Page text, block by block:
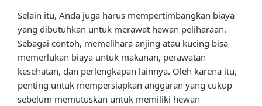
Selain itu, Anda juga harus mempertimbangkan biaya
yang dibutuhkan untuk merawat hewan peliharaan.
Sebagai contoh, memelihara anjing atau kucing bisa
memerlukan biaya untuk makanan, perawatan
kesehatan, dan perlengkapan lainnya. Oleh karena itu,
penting untuk mempersiapkan anggaran yang cukup
sebelum memutuskan untuk memiliki hewan